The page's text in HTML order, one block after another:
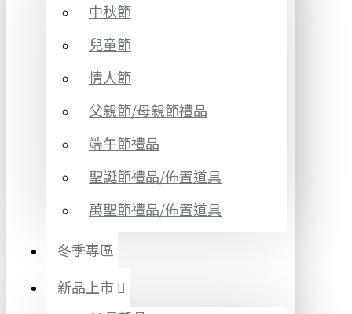
中秋節
兒童節
情人節
父親節/母親節禮品
端午節禮品
聖誕節禮品/佈置道具
萬聖節禮品/佈置道具
冬季專區
新品上市